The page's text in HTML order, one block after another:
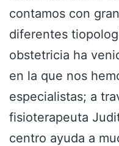
contamos con
diferentes
obstetricia ha
en la que nos
especialistas; a
fisioterapeuta
centro ayuda a